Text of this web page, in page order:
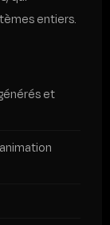
entiers.
et